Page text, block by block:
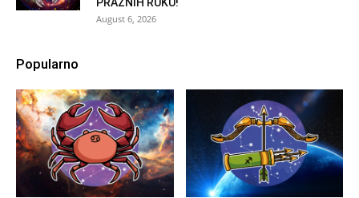
August 6, 2026
Popularno